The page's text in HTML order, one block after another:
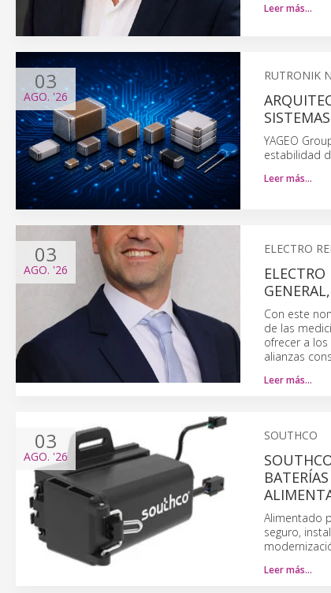
Leer más…
03
AGO. '26
RUTRONIK
YAGEO
estabilidad
Leer más…
03
AGO. '26
ELECTRO
Con este
de las
ofrecer a
alianzas
Leer más…
03
AGO. '26
SOUTHCO
Alimentado
seguro,
Leer más…